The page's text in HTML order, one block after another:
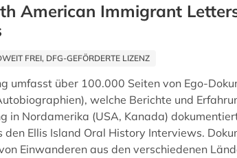
American Immigrant
FREI, DFG-GEFÖRDERTE LIZENZ
umfasst über 100.000 Seiten von Ego-
welche Berichte und
in Nordamerika (USA, Kanada)
den Ellis Island Oral History Interviews.
Einwanderen aus den verschiedenen